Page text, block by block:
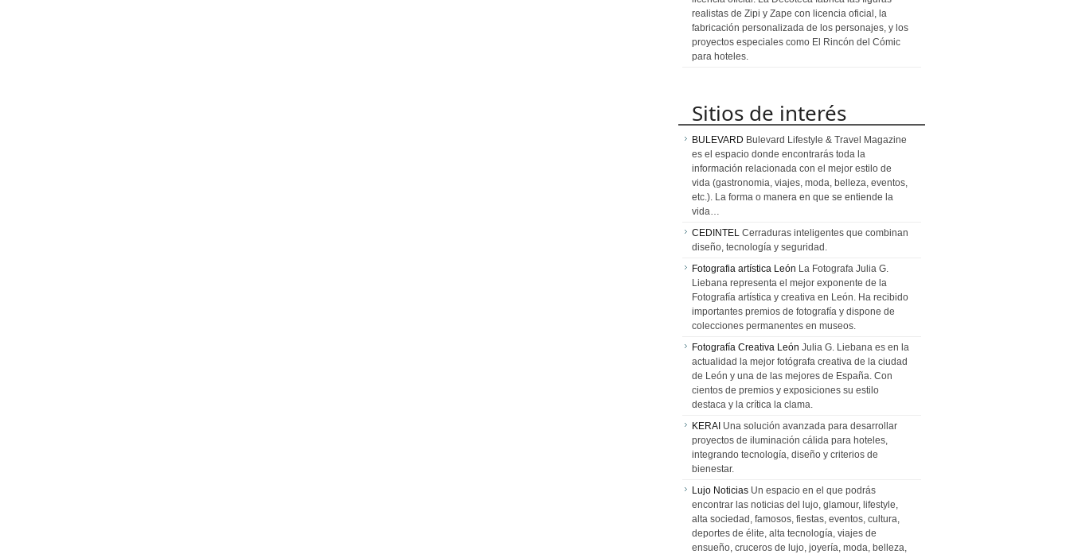
realistas de Zipi y Zape con licencia oficial, la
fabricación personalizada de los personajes, y los
proyectos especiales como El Rincón del Cómic
para hoteles.
Sitios de interés
BULEVARD Bulevard Lifestyle & Travel Magazine
es el espacio donde encontrarás toda la
información relacionada con el mejor estilo de
vida (gastronomia, viajes, moda, belleza, eventos,
etc.). La forma o manera en que se entiende la
vida…
CEDINTEL Cerraduras inteligentes que combinan
diseño, tecnología y seguridad.
Fotografia artística León La Fotografa Julia G.
Liebana representa el mejor exponente de la
Fotografía artística y creativa en León. Ha recibido
importantes premios de fotografía y dispone de
colecciones permanentes en museos.
Fotografía Creativa León Julia G. Liebana es en la
actualidad la mejor fotógrafa creativa de la ciudad
de León y una de las mejores de España. Con
cientos de premios y exposiciones su estilo
destaca y la crítica la clama.
KERAI Una solución avanzada para desarrollar
proyectos de iluminación cálida para hoteles,
integrando tecnología, diseño y criterios de
bienestar.
Lujo Noticias Un espacio en el que podrás
encontrar las noticias del lujo, glamour, lifestyle,
alta sociedad, famosos, fiestas, eventos, cultura,
deportes de élite, alta tecnología, viajes de
ensueño, cruceros de lujo, joyería, moda, belleza,